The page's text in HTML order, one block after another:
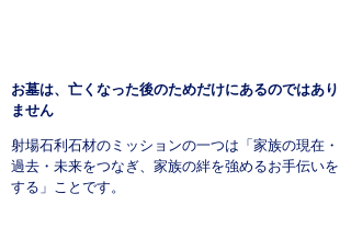
お墓は、亡くなった後のためだけにあるのではあり
ません
射場石利石材のミッションの一つは「家族の現在・
過去・未来をつなぎ、家族の絆を強めるお手伝いを
する」ことです。